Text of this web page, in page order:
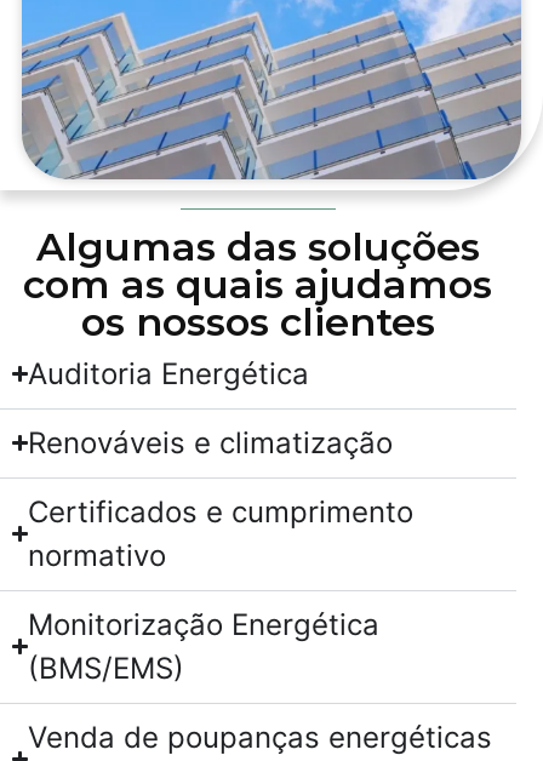
Algumas das soluções
com as quais ajudamos
os nossos clientes
Auditoria Energética
Renováveis e climatização
Certificados e cumprimento
normativo
Monitorização Energética
(BMS/EMS)
Venda de poupanças energéticas